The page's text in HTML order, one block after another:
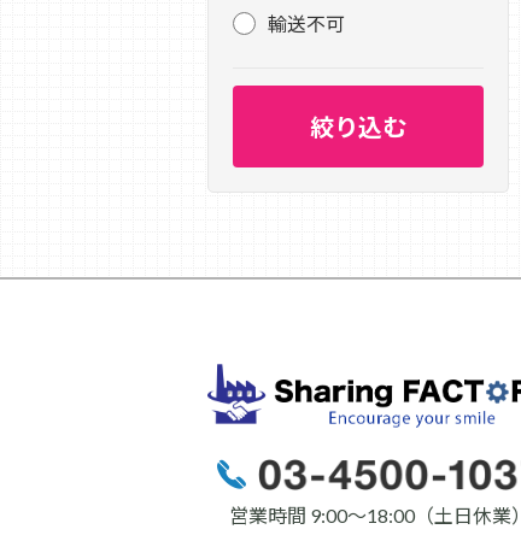
輸送不可
営業時間 9:00〜18:00（土日休業）